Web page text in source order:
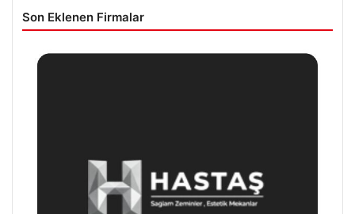
Son Eklenen Firmalar